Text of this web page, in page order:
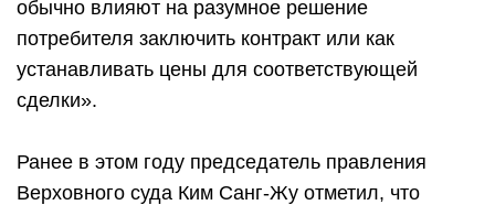
обычно влияют на разумное решение
потребителя заключить контракт или как
устанавливать цены для соответствующей
сделки».
Ранее в этом году председатель правления
Верховного суда Ким Санг-Жу отметил, что